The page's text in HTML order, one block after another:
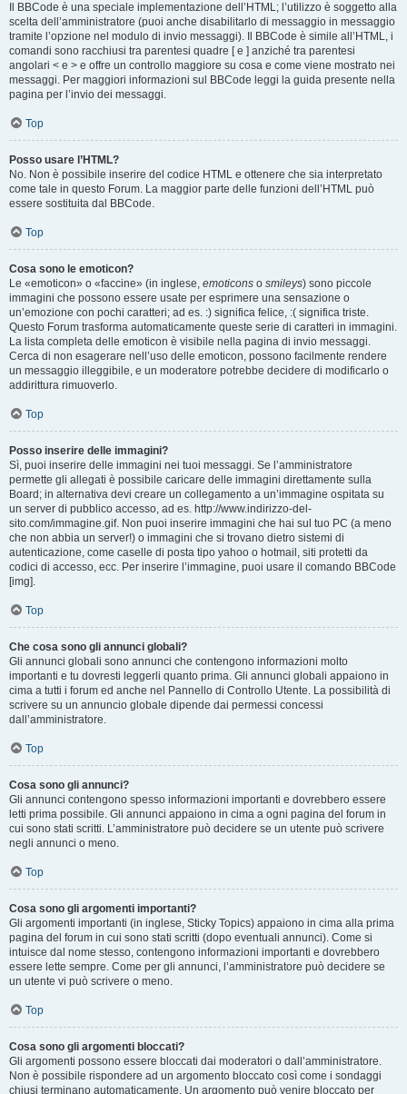
Il BBCode è una speciale implementazione dell’HTML; l’utilizzo è soggetto alla
scelta dell’amministratore (puoi anche disabilitarlo di messaggio in messaggio
tramite l’opzione nel modulo di invio messaggi). Il BBCode è simile all’HTML, i
comandi sono racchiusi tra parentesi quadre [ e ] anziché tra parentesi
angolari < e > e offre un controllo maggiore su cosa e come viene mostrato nei
messaggi. Per maggiori informazioni sul BBCode leggi la guida presente nella
pagina per l’invio dei messaggi.
Top
Posso usare l’HTML?
No. Non è possibile inserire del codice HTML e ottenere che sia interpretato
come tale in questo Forum. La maggior parte delle funzioni dell’HTML può
essere sostituita dal BBCode.
Top
Cosa sono le emoticon?
Le «emoticon» o «faccine» (in inglese, emoticons o smileys) sono piccole
immagini che possono essere usate per esprimere una sensazione o
un’emozione con pochi caratteri; ad es. :) significa felice, :( significa triste.
Questo Forum trasforma automaticamente queste serie di caratteri in immagini.
La lista completa delle emoticon è visibile nella pagina di invio messaggi.
Cerca di non esagerare nell’uso delle emoticon, possono facilmente rendere
un messaggio illeggibile, e un moderatore potrebbe decidere di modificarlo o
addirittura rimuoverlo.
Top
Posso inserire delle immagini?
Sì, puoi inserire delle immagini nei tuoi messaggi. Se l’amministratore
permette gli allegati è possibile caricare delle immagini direttamente sulla
Board; in alternativa devi creare un collegamento a un’immagine ospitata su
un server di pubblico accesso, ad es. http://www.indirizzo-del-
sito.com/immagine.gif. Non puoi inserire immagini che hai sul tuo PC (a meno
che non abbia un server!) o immagini che si trovano dietro sistemi di
autenticazione, come caselle di posta tipo yahoo o hotmail, siti protetti da
codici di accesso, ecc. Per inserire l’immagine, puoi usare il comando BBCode
[img].
Top
Che cosa sono gli annunci globali?
Gli annunci globali sono annunci che contengono informazioni molto
importanti e tu dovresti leggerli quanto prima. Gli annunci globali appaiono in
cima a tutti i forum ed anche nel Pannello di Controllo Utente. La possibilità di
scrivere su un annuncio globale dipende dai permessi concessi
dall’amministratore.
Top
Cosa sono gli annunci?
Gli annunci contengono spesso informazioni importanti e dovrebbero essere
letti prima possibile. Gli annunci appaiono in cima a ogni pagina del forum in
cui sono stati scritti. L’amministratore può decidere se un utente può scrivere
negli annunci o meno.
Top
Cosa sono gli argomenti importanti?
Gli argomenti importanti (in inglese, Sticky Topics) appaiono in cima alla prima
pagina del forum in cui sono stati scritti (dopo eventuali annunci). Come si
intuisce dal nome stesso, contengono informazioni importanti e dovrebbero
essere lette sempre. Come per gli annunci, l’amministratore può decidere se
un utente vi può scrivere o meno.
Top
Cosa sono gli argomenti bloccati?
Gli argomenti possono essere bloccati dai moderatori o dall’amministratore.
Non è possibile rispondere ad un argomento bloccato così come i sondaggi
chiusi terminano automaticamente. Un argomento può venire bloccato per